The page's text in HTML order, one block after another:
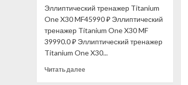
Эллиптический тренажер Titanium
One X30 MF45990 ₽ Эллиптический
тренажер Titanium One X30 MF
39990.0 ₽ Эллиптический тренажер
Titanium One X30...
Читать далееПрочитать